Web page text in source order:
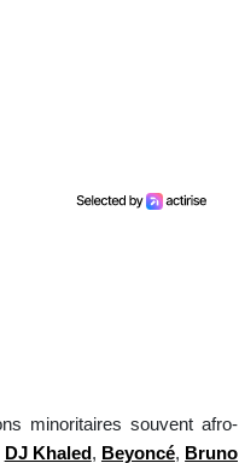
minoritaires souvent afro-
DJ Khaled , Beyoncé, Bruno